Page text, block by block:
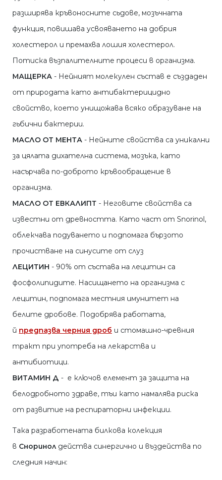
разширява кръвоносните сьдове, мозъчната
функция, повишава усвояването на добрия
холестерол и премахва лошия холестерол.
Потиска възпалителните процеси в организма.
МАЩЕРКА - Нейният молекулен състав е създаден
от природата като антибактерицидно
свойство, което унищожава всяко образуване на
гьбични бактерии.
МАСЛО ОТ МЕНТА - Нейните свойства са уникални
за цялата дихателна система, мозъка, като
насърчава по-доброто кръвообращение в
организма.
МАСЛО ОТ ЕВКАЛИПТ - Неговите свойства са
известни от древността. Като част от Snorinol,
облекчава подуването и подпомага бързото
прочистване на синусите от слуз
ЛЕЦИТИН - 90% от състава на лецитин са
фосфолипидите. Насищането на организма с
лецитин, подпомага местния имунитет на
белите дробове. Подобрява работата,
й предпазва черния дроб и стомашно-чревния
тракт при употреба на лекарства и
антибиотици.
ВИТАМИН Д - е ключов елемент за защита на
белодробното здраве, тъи като намалява риска
от развитие на респираторни инфекции.
Така разработената билкова колекция
в Сноринол действа синергично и въздейства по
следния начин: